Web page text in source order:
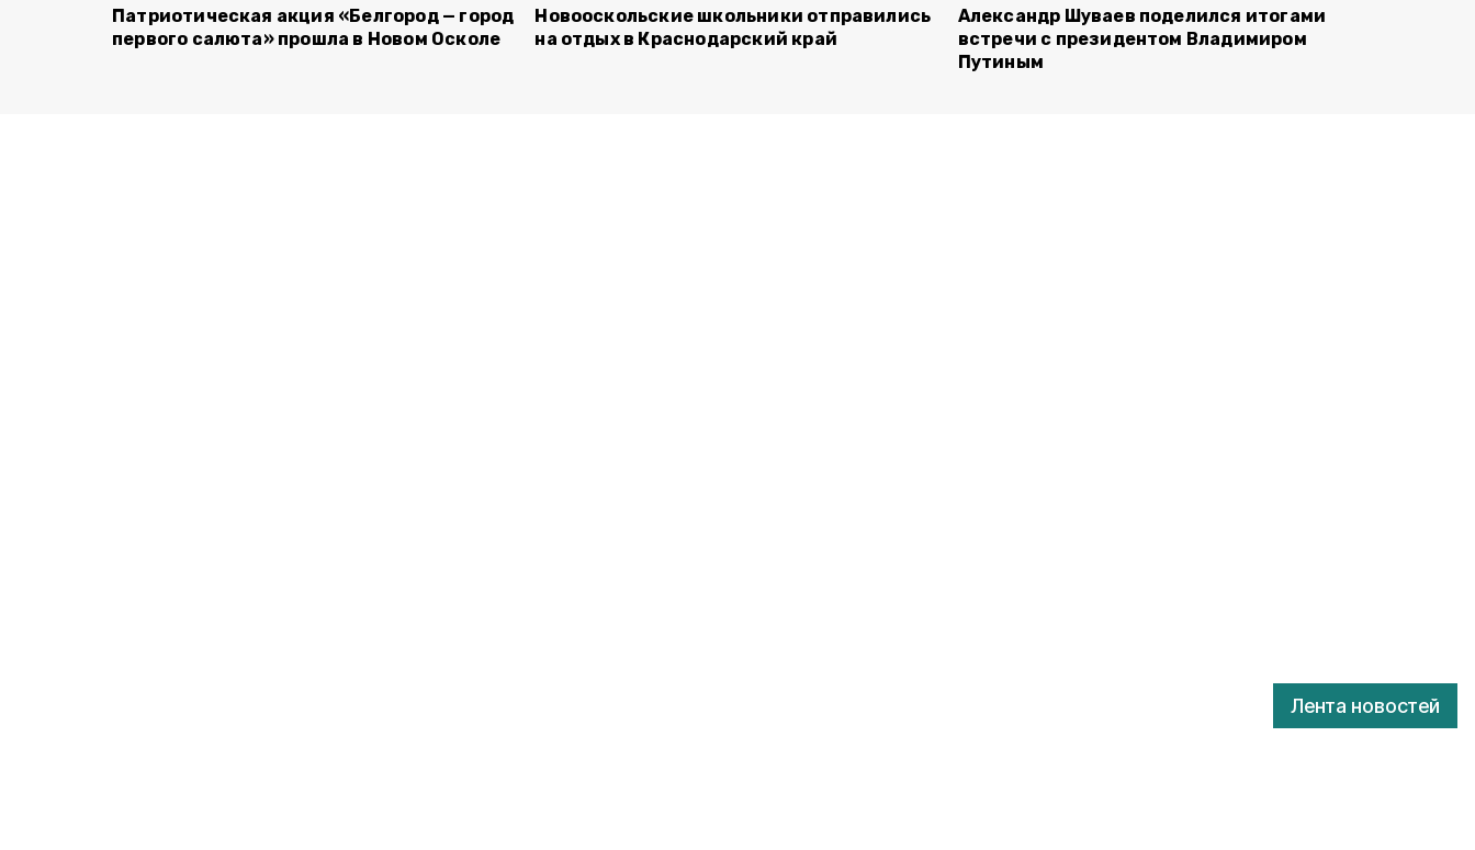
Лента новостей
Патриотическая акция «Белгород — город
первого салюта» прошла в Новом Осколе
Новооскольские школьники отправились
на отдых в Краснодарский край
Александр Шуваев поделился итогами
встречи с президентом Владимиром
Путиным